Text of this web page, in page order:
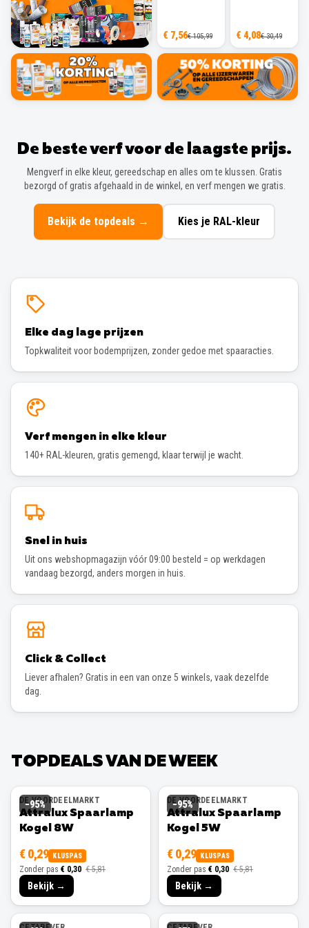
€ 7,56€ 105,99 € 4,08€ 30,49
De beste verf voor de laagste prijs.
Mengverf in elke kleur, gereedschap en alles om te klussen. Gratis
bezorgd of gratis afgehaald in de winkel, en verf mengen we gratis.
Bekijk de topdeals → Kies je RAL-kleur
Elke dag lage prijzen
Topkwaliteit voor bodemprijzen, zonder gedoe met spaaracties.
Verf mengen in elke kleur
140+ RAL-kleuren, gratis gemengd, klaar terwijl je wacht.
Snel in huis
Uit ons webshopmagazijn vóór 09:00 besteld = op werkdagen
vandaag bezorgd, anders morgen in huis.
Click & Collect
Liever afhalen? Gratis in een van onze 5 winkels, vaak dezelfde
dag.
TOPDEALS VAN DE WEEK
−95%
DE VOORDEELMARKT
Attralux Spaarlamp
Kogel 8W
€ 0,29 KLUSPAS
Zonder pas € 0,30 € 5,81
Bekijk →
−95%
DE VOORDEELMARKT
Attralux Spaarlamp
Kogel 5W
€ 0,29 KLUSPAS
Zonder pas € 0,30 € 5,81
Bekijk →